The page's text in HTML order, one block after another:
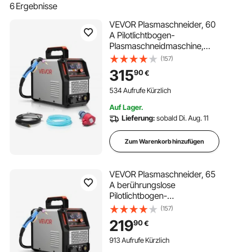
6 Ergebnisse
VEVOR Plasmaschneider, 60
A Pilotlichtbogen-
Plasmaschneidmaschine,
IGBT-Wechselrichter mit
Digitalanzeige – mit 2T/4T-
Funktion & einstellbarer
PA/PT-Zeit für industriellen
(157)
31590€
534 Aufrufe Kürzlich
Auf Lager.
Lieferung:sobald Di. Aug. 11
Zum Warenkorb hinzufügen
VEVOR Plasmaschneider, 65
A berührungslose
Pilotlichtbogen-
Plasmaschneidgerät,
Digitalanzeige IGBT-
Wechselrichter mit 2T/4T-
Funktion & einstellbarer
(157)
21990€
913 Aufrufe Kürzlich